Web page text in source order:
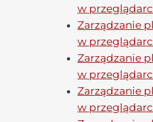
w
Zarządzanie
w
Zarządzanie
w
Zarządzanie
w